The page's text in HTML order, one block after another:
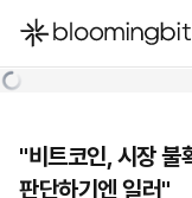
한국어
"비트코인, 시장
판단하기엔 일러"